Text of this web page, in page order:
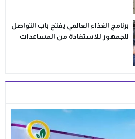
برنامج الغذاء العالمي يفتح باب التواصل
للجمهور للاستفادة من المساعدات